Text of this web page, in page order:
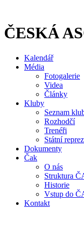
obsahu
ČESKÁ
Kalendář
Média
Fotogalerie
Videa
Články
Kluby
Seznam
Rozhodčí
Trenéři
Státní
Dokumenty
Čak
O nás
Struktura
Historie
Vstup do
Kontakt